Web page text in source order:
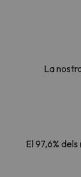
La
El 97,6%